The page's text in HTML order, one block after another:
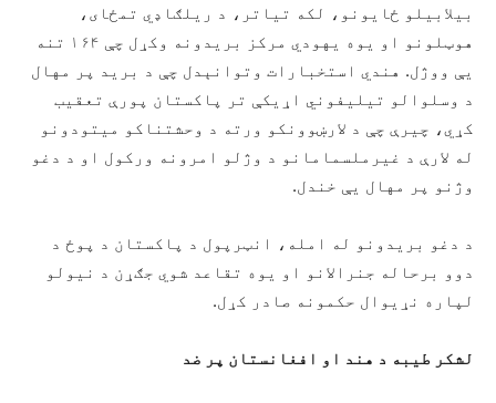
بیلابیلو ځایونو، لکه تیاتر، د ریلګاډي تمځای،
هوټلونو او یوه یهودي مرکز بریدونه وکړل چې ۱۶۴ تنه
یې ووژل. هندي استخبارات وتوانېدل چې د برید پر مهال
د وسلوالو تیلیفوني اړیکې تر پاکستان پورې تعقیب
کړي، چیرې چې د لارښوونکو ورته د وحشتناکو میتودونو
له لارې د غیرملسمامانو د وژلو امرونه ورکول او د دغو
وژنو پر مهال یې خندل.
د دغو بریدونو له امله، انټرپول د پاکستان د پوځ د
دوو برحاله جنرالانو او یوه تقاعد شوي جګړن د نیولو
لپاره نړیوال حکمونه صادر کړل.
لشکر طیبه د هند او افغانستان پر ضد